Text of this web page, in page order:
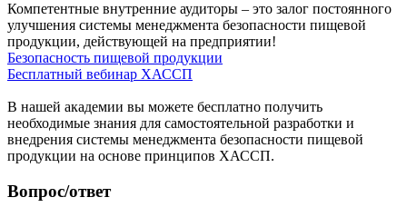
Компетентные внутренние аудиторы – это залог постоянного
улучшения системы менеджмента безопасности пищевой
продукции, действующей на предприятии!
Безопасность пищевой продукции
Бесплатный вебинар ХАССП
В нашей академии вы можете бесплатно получить
необходимые знания для самостоятельной разработки и
внедрения системы менеджмента безопасности пищевой
продукции на основе принципов ХАССП.
Вопрос/ответ